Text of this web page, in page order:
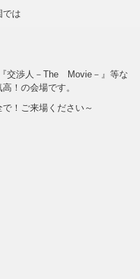
では
交渉人－The Movie－』等な
！の会場です。
！ご来場ください～